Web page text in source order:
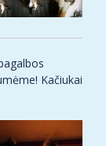
Kačiukai